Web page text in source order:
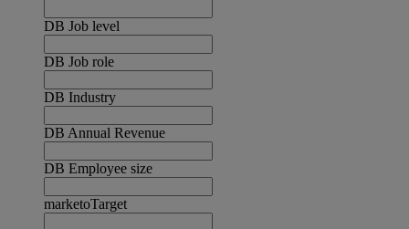
DB Job level
DB Job role
DB Industry
DB Annual Revenue
DB Employee size
marketoTarget